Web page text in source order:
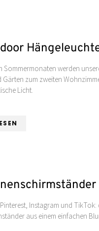
Sommermonaten werden
Gärten zum zweiten
Licht.
Instagram und TikTok:
aus einem einfachen